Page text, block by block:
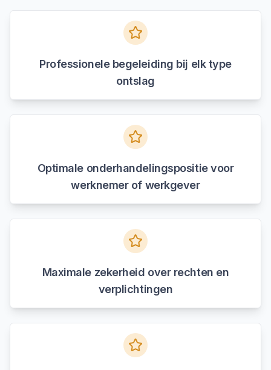
Professionele begeleiding bij elk type
ontslag
Optimale onderhandelingspositie voor
werknemer of werkgever
Maximale zekerheid over rechten en
verplichtingen